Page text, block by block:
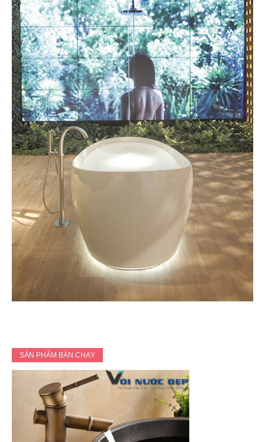
SẢN PHẨM BÁN CHẠY